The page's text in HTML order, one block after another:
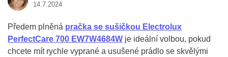
14.7.2024
Předem plněná pračka se sušičkou Electrolux
PerfectCare 700 EW7W4684W je ideální volbou, pokud
chcete mít rychle vyprané a usušené prádlo se skvělými